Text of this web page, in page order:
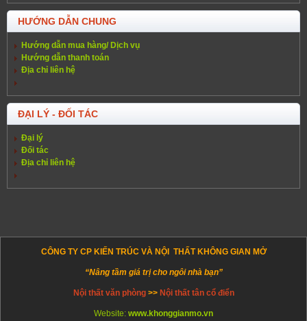
HƯỚNG DẪN CHUNG
Hướng dẫn mua hàng/ Dịch vụ
Hướng dẫn thanh toán
Địa chỉ liên hệ
ĐẠI LÝ - ĐỐI TÁC
Đại lý
Đối tác
Địa chỉ liên hệ
CÔNG TY CP KIẾN TRÚC VÀ NỘI THẤT KHÔNG GIAN MỞ
“Nâng tầm giá trị cho ngôi nhà bạn”
Nội thất văn phòng >> Nội thất tân cổ điển
Website: www.khonggianmo.vn